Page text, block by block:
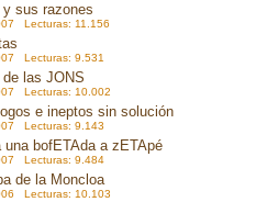
y sus razones
Lecturas: 11.156
Lecturas: 9.531
las JONS
Lecturas: 10.002
e ineptos sin solución
Lecturas: 9.143
una bofETAda a zETApé
Lecturas: 9.484
de la Moncloa
Lecturas: 10.103